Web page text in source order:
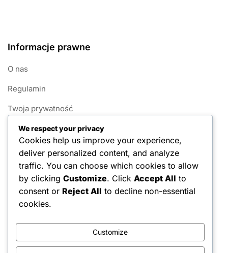
Informacje prawne
O nas
Regulamin
Twoja prywatność
Nawiąż kontakt
Polityka plików cookie
Kategorie
Systemy punktacji w 1v1 Pickleball
Zasady gry w Pickleball 1v1
We respect your privacy
Cookies help us improve your experience,
deliver personalized content, and analyze
traffic. You can choose which cookies to allow
by clicking Customize. Click Accept All to
consent or Reject All to decline non-essential
cookies.
Customize